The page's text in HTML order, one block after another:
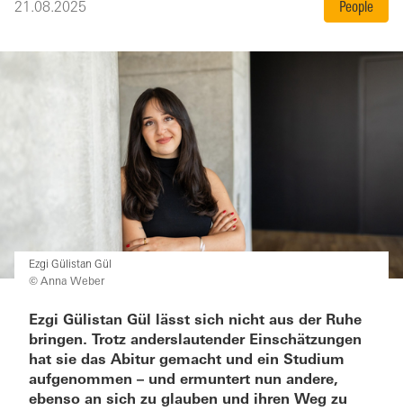
21.08.2025 People
Ezgi Gülistan Gül
© Anna Weber
Ezgi Gülistan Gül lässt sich nicht aus der Ruhe
bringen. Trotz anderslautender Einschätzungen
hat sie das Abitur gemacht und ein Studium
aufgenommen – und ermuntert nun andere,
ebenso an sich zu glauben und ihren Weg zu